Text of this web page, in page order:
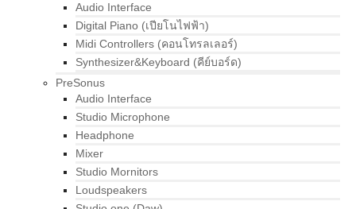
Audio Interface
Digital Piano (เปียโนไฟฟ้า)
Midi Controllers (คอนโทรลเลอร์)
Synthesizer&Keyboard (คีย์บอร์ด)
PreSonus
Audio Interface
Studio Microphone
Headphone
Mixer
Studio Mornitors
Loudspeakers